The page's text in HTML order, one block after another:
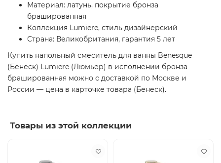
Материал: латунь, покрытие бронза
брашированная
Коллекция Lumiere, стиль дизайнерский
Страна: Великобритания, гарантия 5 лет
Купить напольный смеситель для ванны Benesque
(Бенеск) Lumiere (Люмьер) в исполнении бронза
брашированная можно с доставкой по Москве и
России — цена в карточке товара (Бенеск).
Товары из этой коллекции